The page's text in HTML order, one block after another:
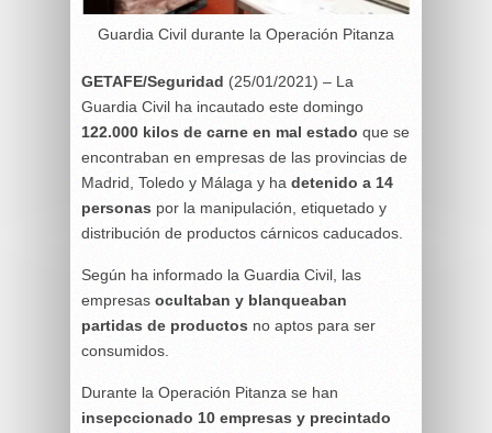
Guardia Civil durante la Operación Pitanza
GETAFE/Seguridad (25/01/2021) – La
Guardia Civil ha incautado este domingo
122.000 kilos de carne en mal estado que se
encontraban en empresas de las provincias de
Madrid, Toledo y Málaga y ha detenido a 14
personas por la manipulación, etiquetado y
distribución de productos cárnicos caducados.
Según ha informado la Guardia Civil, las
empresas ocultaban y blanqueaban
partidas de productos no aptos para ser
consumidos.
Durante la Operación Pitanza se han
insepccionado 10 empresas y precintado